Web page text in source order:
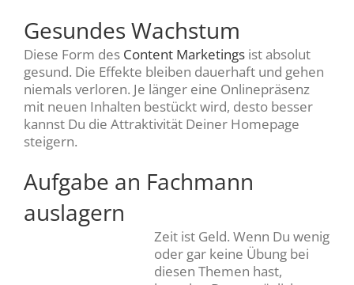
Gesundes Wachstum
Diese Form des Content Marketings ist absolut
gesund. Die Effekte bleiben dauerhaft und gehen
niemals verloren. Je länger eine Onlinepräsenz
mit neuen Inhalten bestückt wird, desto besser
kannst Du die Attraktivität Deiner Homepage
steigern.
Aufgabe an Fachmann
auslagern
Zeit ist Geld. Wenn Du wenig
oder gar keine Übung bei
diesen Themen hast,